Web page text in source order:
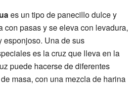
es un tipo de panecillo dulce y
con pasas y se eleva con levadura,
esponjoso. Una de sus
es la cruz que lleva en la
puede hacerse de diferentes
masa, con una mezcla de harina